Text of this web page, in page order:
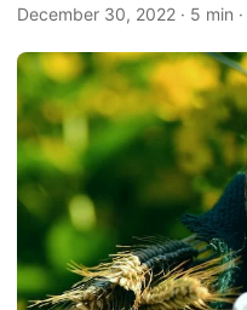
December 30, 2022 · 5 min ·